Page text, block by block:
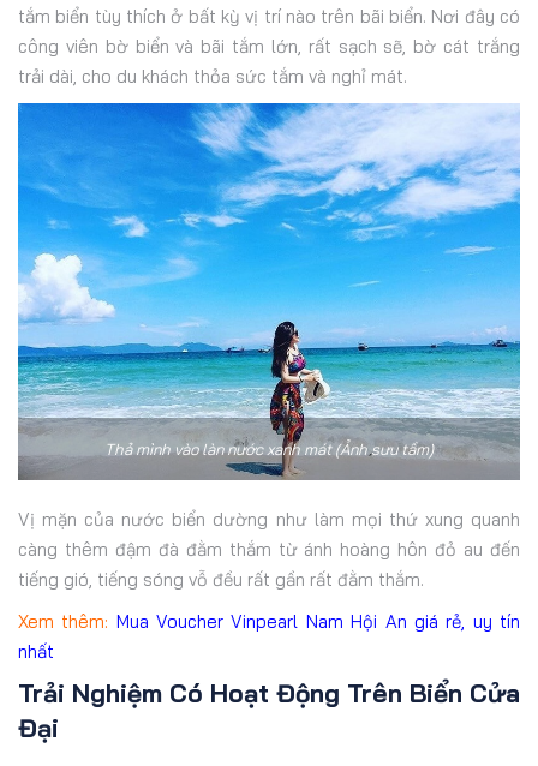
tắm biển tùy thích ở bất kỳ vị trí nào trên bãi biển. Nơi đây có
công viên bờ biển và bãi tắm lớn, rất sạch sẽ, bờ cát trắng
trải dài, cho du khách thỏa sức tắm và nghỉ mát.
Thả mình vào làn nước xanh mát (Ảnh sưu tầm)
Vị mặn của nước biển dường như làm mọi thứ xung quanh
càng thêm đậm đà đằm thắm từ ánh hoàng hôn đỏ au đến
tiếng gió, tiếng sóng vỗ đều rất gần rất đằm thắm.
Xem thêm: Mua Voucher Vinpearl Nam Hội An giá rẻ, uy tín
nhất
Trải Nghiệm Có Hoạt Động Trên Biển Cửa
Đại